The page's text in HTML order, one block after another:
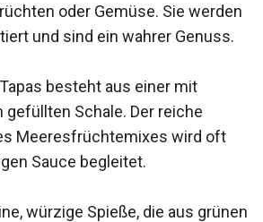
oder Gemüse. Sie werden
und sind ein wahrer Genuss.
besteht aus einer mit
gefüllten Schale. Der reiche
Meeresfrüchtemixes wird oft
Sauce begleitet.
würzige Spieße, die aus grünen